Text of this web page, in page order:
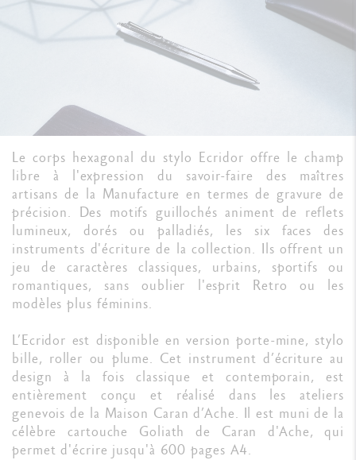
Le corps hexagonal du stylo Ecridor offre le champ
libre à l'expression du savoir-faire des maîtres
artisans de la Manufacture en termes de gravure de
précision. Des motifs guillochés animent de reflets
lumineux, dorés ou palladiés, les six faces des
instruments d'écriture de la collection. Ils offrent un
jeu de caractères classiques, urbains, sportifs ou
romantiques, sans oublier l'esprit Retro ou les
modèles plus féminins.
L’Ecridor est disponible en version porte-mine, stylo
bille, roller ou plume. Cet instrument d’écriture au
design à la fois classique et contemporain, est
entièrement conçu et réalisé dans les ateliers
genevois de la Maison Caran d’Ache. Il est muni de la
célèbre cartouche Goliath de Caran d'Ache, qui
permet d'écrire jusqu'à 600 pages A4.